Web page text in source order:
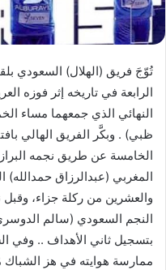
تُوّجَ فريق (الهلال) السعودي
النهائي الذي جمعهما مساء
ظبي) . وبكَّر الفريق الهالي
الخامسة عن طريق نجمه
المغربي (عبدالرزاق حمدالله)
والعشرين من ركلة جزاء، وقبل
النجم السعودي (سالم
بتسجيل ثاني الأهداف .. وفي
ممارسة هوايته في هز